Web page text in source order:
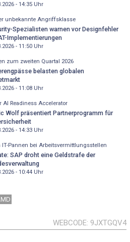
- 14:35Uhr
unbekannte Angriffsklasse
Spezialisten warnen vor Designfehler
Implementierungen
- 11:50Uhr
zum zweiten Quartal 2026
belasten globalen
- 11:08Uhr
AI Readiness Accelerator
Wolf präsentiert Partnerprogramm für
- 14:33Uhr
IT-Pannen bei Arbeitsvermittlungsstellen
SAP droht eine Geldstrafe der
- 10:44Uhr
WEBCODE 9JXTGQV4